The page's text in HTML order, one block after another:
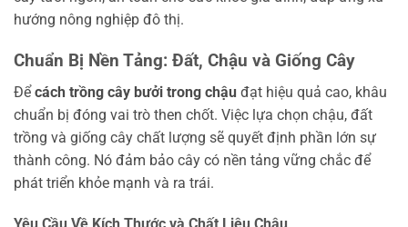
hướng nông nghiệp đô thị.
Chuẩn Bị Nền Tảng: Đất, Chậu và Giống Cây
Đểcách trồng cây bưởi trong chậu đạt hiệu quả cao, khâu
chuẩn bị đóng vai trò then chốt. Việc lựa chọn chậu, đất
trồng và giống cây chất lượng sẽ quyết định phần lớn sự
thành công. Nó đảm bảo cây có nền tảng vững chắc để
phát triển khỏe mạnh và ra trái.